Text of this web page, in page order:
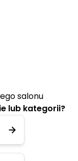
salonu
lub kategorii?